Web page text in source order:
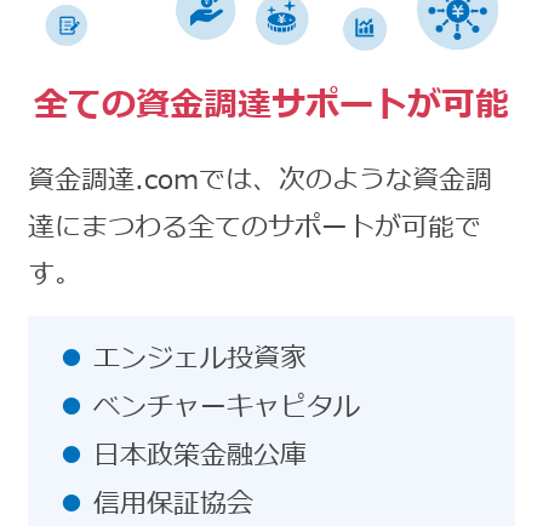
全ての資金調達サポートが可能
資金調達.comでは、次のような資金調
達にまつわる全てのサポートが可能で
す。
エンジェル投資家
ベンチャーキャピタル
日本政策金融公庫
信用保証協会